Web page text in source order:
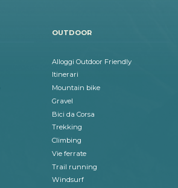
OUTDOOR
Alloggi Outdoor Friendly
Itinerari
Mountain bike
Gravel
Bici da Corsa
Trekking
Climbing
Vie ferrate
Trail running
Windsurf